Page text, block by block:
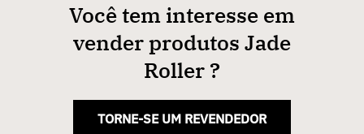
Você tem interesse em
vender produtos Jade
Roller ?
TORNE-SE UM REVENDEDOR